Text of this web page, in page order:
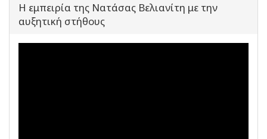
Η εμπειρία της Νατάσας Βελιανίτη με την
αυξητική στήθους